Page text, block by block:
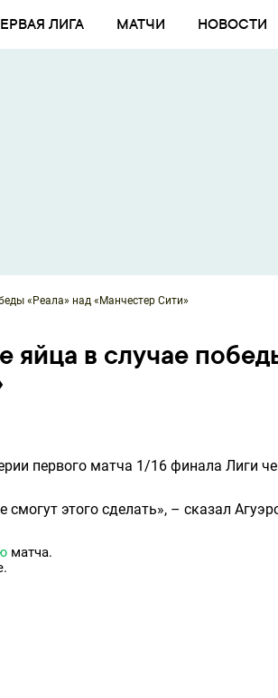
ЛИГА МАТЧИ НОВОСТИ
«Реала» над «Манчестер Сити»
яйца в случае
первого матча 1/16 финала Лиги
этого сделать», – сказал
матча.